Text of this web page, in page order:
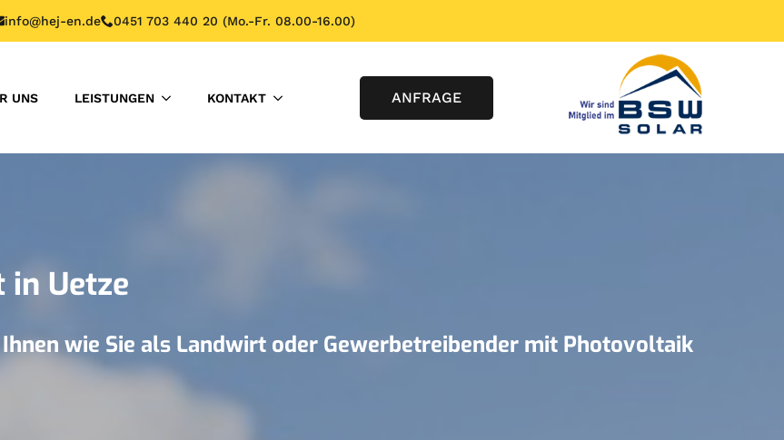
info@hej-en.de 0451 703 440 20 (Mo.-Fr. 08.00-16.00)
UNS LEISTUNGEN KONTAKT ANFRAGE
Uetze
wie Sie als Landwirt oder Gewerbetreibender mit Photovoltaik